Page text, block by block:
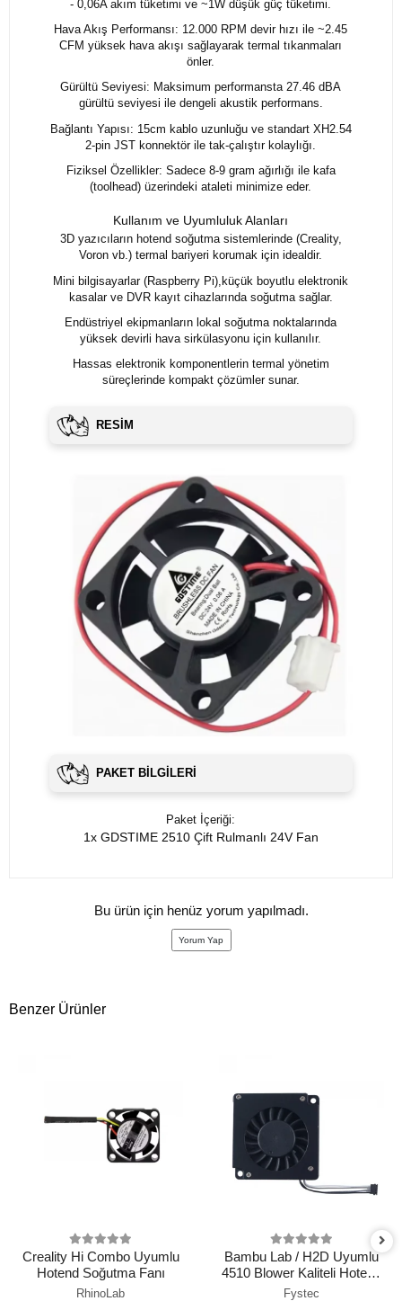
- 0,06A akım tüketimi ve ~1W düşük güç tüketimi.
Hava Akış Performansı: 12.000 RPM devir hızı ile ~2.45
CFM yüksek hava akışı sağlayarak termal tıkanmaları
önler.
Gürültü Seviyesi: Maksimum performansta 27.46 dBA
gürültü seviyesi ile dengeli akustik performans.
Bağlantı Yapısı: 15cm kablo uzunluğu ve standart XH2.54
2-pin JST konnektör ile tak-çalıştır kolaylığı.
Fiziksel Özellikler: Sadece 8-9 gram ağırlığı ile kafa
(toolhead) üzerindeki ataleti minimize eder.
Kullanım ve Uyumluluk Alanları
3D yazıcıların hotend soğutma sistemlerinde (Creality,
Voron vb.) termal bariyeri korumak için idealdir.
Mini bilgisayarlar (Raspberry Pi),küçük boyutlu elektronik
kasalar ve DVR kayıt cihazlarında soğutma sağlar.
Endüstriyel ekipmanların lokal soğutma noktalarında
yüksek devirli hava sirkülasyonu için kullanılır.
Hassas elektronik komponentlerin termal yönetim
süreçlerinde kompakt çözümler sunar.
RESİM
PAKET BILGILERI
Paket İçeriği:
1x GDSTIME 2510 Çift Rulmanlı 24V Fan
Bu ürün için henüz yorum yapılmadı.
Yorum Yap
Benzer Ürünler
Creality Hi Combo Uyumlu
Hotend Soğutma Fanı
RhinoLab
Bambu Lab / H2D Uyumlu
4510 Blower Kaliteli Hotend
Soğutma Fanı (5V PWM)
Fystec